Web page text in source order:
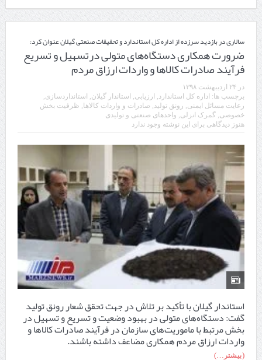
سالاری در بازدید سرزده از اداره کل استاندارد و تحقیقات صنعتی گیلان عنوان کرد:
ضرورت همکاری دستگاه‌های متولی درتسهیل و تسریع
فرآیند صادرات کالاها و واردات ارزاق مردم
در ۲۴ اردیبهشت ۱۳۹۸
برچسب ها: اداره کل استاندارد ارزیابی استاندار گیلان استانداردسازی
رعایت مسائل ایمنی رونق تولید صادرات و واردات کالاها ظرفیت بخش
خصوصی گمرک انزلی واحدهای صنعتی و تولیدی
هنوز دیدگاهی برای این نوشته وجود ندارد
استاندار گیلان با تأکید بر تلاش در جهت تحقق شعار رونق تولید
گفت: دستگاه‌های متولی در بهبود وضعیت و تسریع و تسهیل در
بخش مرتبط با ماموریت‌های سازمان در فرآیند صادرات کالاها و
واردات ارزاق مردم همکاری مضاعف داشته باشند.
(بیشتر…)